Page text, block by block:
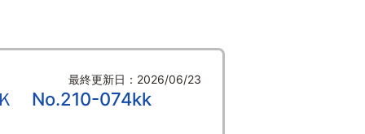
最終更新日：2026/06/23
Ｋ No.210-074kk